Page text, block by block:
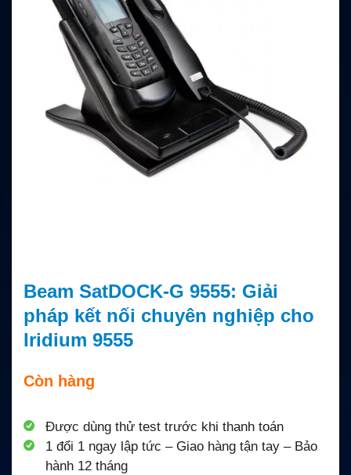
Beam SatDOCK-G 9555: Giải
pháp kết nối chuyên nghiệp cho
Iridium 9555
Còn hàng
Được dùng thử test trước khi thanh toán
1 đổi 1 ngay lập tức – Giao hàng tận tay – Bảo
hành 12 tháng